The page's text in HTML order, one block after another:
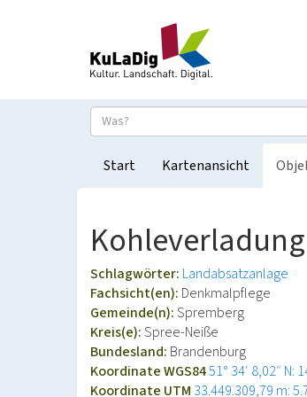
Start Kartenansicht
Schlagwörter: Landabsatzanlage
Fachsicht(en): Denkmalpflege
Gemeinde(n):Spremberg
Kreis(e):Spree-Neiße
Bundesland: Brandenburg
Koordinate WGS8451° 34′ 8,02″ N:
Koordinate UTM 33.449.309,79 m: